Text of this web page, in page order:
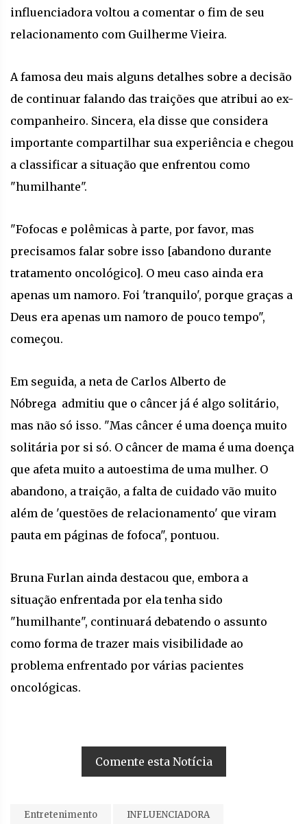
influenciadora voltou a comentar o fim de seu
relacionamento com Guilherme Vieira.
A famosa deu mais alguns detalhes sobre a decisão
de continuar falando das traições que atribui ao ex-
companheiro. Sincera, ela disse que considera
importante compartilhar sua experiência e chegou
a classificar a situação que enfrentou como
"humilhante".
"Fofocas e polêmicas à parte, por favor, mas
precisamos falar sobre isso [abandono durante
tratamento oncológico]. O meu caso ainda era
apenas um namoro. Foi 'tranquilo', porque graças a
Deus era apenas um namoro de pouco tempo",
começou.
Em seguida, a neta de Carlos Alberto de
Nóbrega admitiu que o câncer já é algo solitário,
mas não só isso. "Mas câncer é uma doença muito
solitária por si só. O câncer de mama é uma doença
que afeta muito a autoestima de uma mulher. O
abandono, a traição, a falta de cuidado vão muito
além de 'questões de relacionamento' que viram
pauta em páginas de fofoca", pontuou.
Bruna Furlan ainda destacou que, embora a
situação enfrentada por ela tenha sido
"humilhante", continuará debatendo o assunto
como forma de trazer mais visibilidade ao
problema enfrentado por várias pacientes
oncológicas.
Comente esta Notícia
Entretenimento INFLUENCIADORA